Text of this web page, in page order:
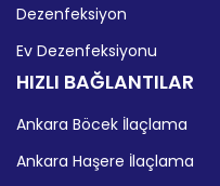
Dezenfeksiyon
Ev Dezenfeksiyonu
HIZLI BAĞLANTILAR
Ankara Böcek İlaçlama
Ankara Haşere İlaçlama